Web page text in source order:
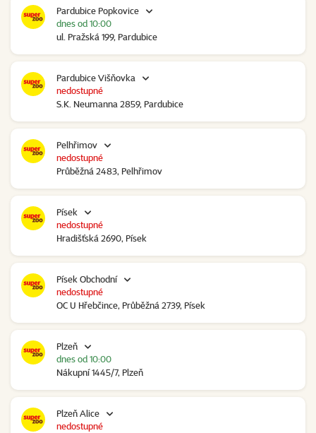
Pardubice Popkovice
ul. Pražská 199, Pardubice
dnes od 10:00
Pardubice Višňovka
S.K. Neumanna 2859, Pardubice
nedostupné
Pelhřimov
Průběžná 2483, Pelhřimov
nedostupné
Písek
Hradišťská 2690, Písek
nedostupné
Písek Obchodní
OC U Hřebčince, Průběžná 2739, Písek
nedostupné
Plzeň
Nákupní 1445/7, Plzeň
dnes od 10:00
Plzeň Alice
nedostupné